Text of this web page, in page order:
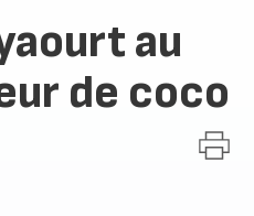
au
de coco